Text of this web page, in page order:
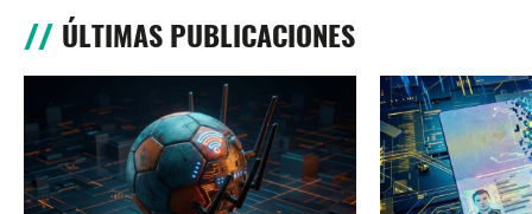
ÚLTIMAS PUBLICACIONES